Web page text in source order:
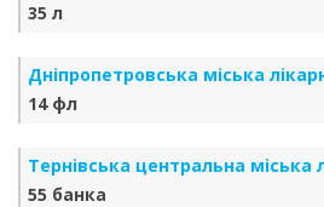
35 л
Дніпропетровська міська
14 фл
Тернівська центральна міська
55 банка